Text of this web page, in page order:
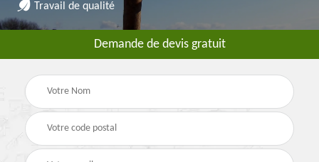
Travail de qualité
Demande de devis gratuit